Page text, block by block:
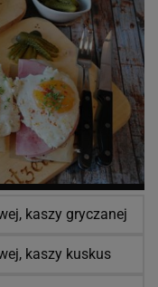
kaszy gryczanej
kaszy kuskus